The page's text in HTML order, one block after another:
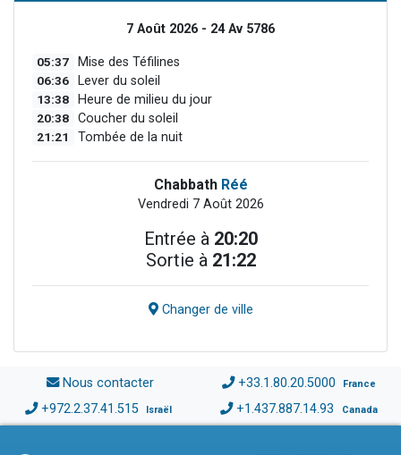
7 Août 2026 - 24 Av 5786
05:37 Mise des Téfilines
06:36 Lever du soleil
13:38 Heure de milieu du jour
20:38 Coucher du soleil
21:21 Tombée de la nuit
Chabbath Réé
Vendredi 7 Août 2026
Entrée à 20:20
Sortie à 21:22
Changer de ville
Nous contacter +33.1.80.20.5000 France
+972.2.37.41.515 Israël +1.437.887.14.93 Canada